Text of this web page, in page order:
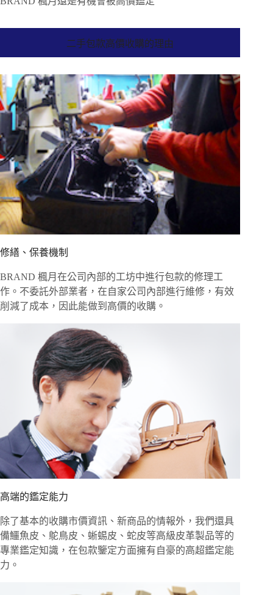
二手包款高價收購的理由
修繕、保養機制
BRAND 楓月在公司內部的工坊中進行包款的修理工
作。不委託外部業者，在自家公司內部進行維修，有效
削減了成本，因此能做到高價的收購。
高端的鑑定能力
除了基本的收購市價資訊、新商品的情報外，我們還具
備鱷魚皮、鴕鳥皮、蜥蜴皮、蛇皮等高級皮革製品等的
專業鑑定知識，在包款鑒定方面擁有自豪的高超鑑定能
力。